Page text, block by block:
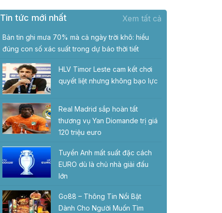
Tin tức mới nhất Xem tất cả
Bản tin ghi mưa 70% mà cả ngày trời khô: hiểu
đúng con số xác suất trong dự báo thời tiết
HLV Timor Leste cam kết chơi
quyết liệt nhưng không bạo lực
Real Madrid sắp hoàn tất
thương vụ Yan Diomande trị giá
120 triệu euro
Tuyển Anh mất suất đặc cách
EURO dù là chủ nhà giải đấu
lớn
Go88 – Thông Tin Nổi Bật
Dành Cho Người Muốn Tìm